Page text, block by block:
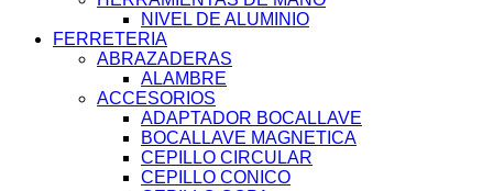
NIVEL DE ALUMINIO
FERRETERIA
ABRAZADERAS
ALAMBRE
ACCESORIOS
ADAPTADOR BOCALLAVE
BOCALLAVE MAGNETICA
CEPILLO CIRCULAR
CEPILLO CONICO